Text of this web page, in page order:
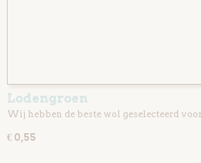
Lodengroen
Wij hebben de beste wol geselecteerd
€ 0,55